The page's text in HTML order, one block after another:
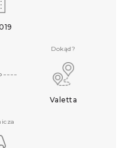
Dokąd?
Valetta